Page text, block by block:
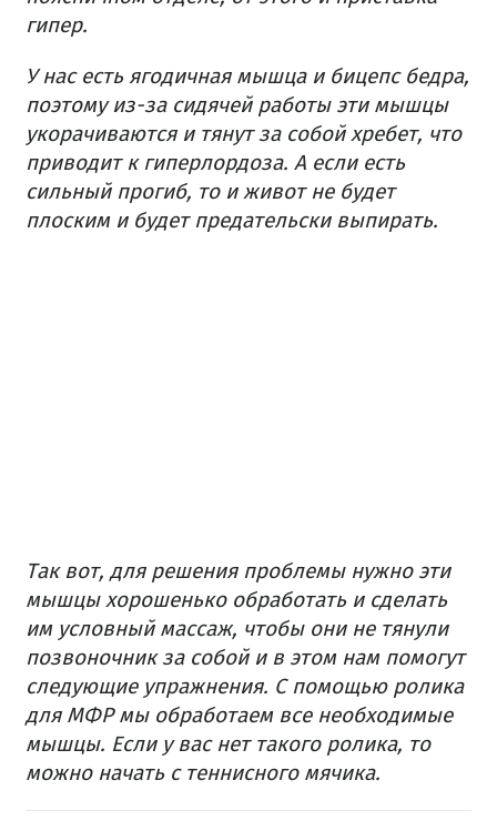
гипер.
У нас есть ягодичная мышца и бицепс бедра,
поэтому из-за сидячей работы эти мышцы
укорачиваются и тянут за собой хребет, что
приводит к гиперлордоза. А если есть
сильный прогиб, то и живот не будет
плоским и будет предательски выпирать.
Так вот, для решения проблемы нужно эти
мышцы хорошенько обработать и сделать
им условный массаж, чтобы они не тянули
позвоночник за собой и в этом нам помогут
следующие упражнения. С помощью ролика
для МФР мы обработаем все необходимые
мышцы. Если у вас нет такого ролика, то
можно начать с теннисного мячика.